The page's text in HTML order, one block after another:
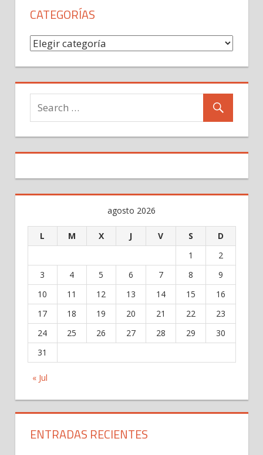
CATEGORÍAS
Categorías
agosto 2026
L M X J V S D
« Jul
1
2
3
4 5 6 7 8
9
10
11 12 13 14 15
16
17
18 19 20 21 22
23
24
25 26 27 28 29
30
31
ENTRADAS RECIENTES